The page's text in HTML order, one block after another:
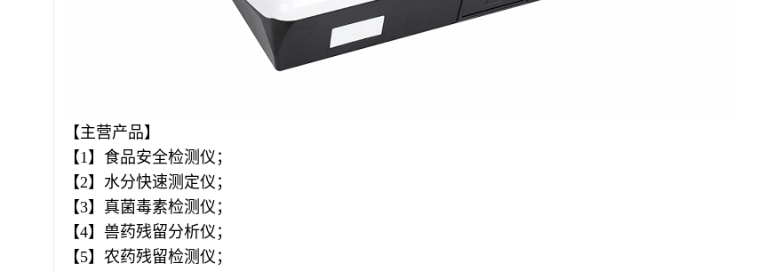
【主营产品】
【1】食品安全检测仪；
【2】水分快速测定仪；
【3】真菌毒素检测仪；
【4】兽药残留分析仪；
【5】农药残留检测仪；